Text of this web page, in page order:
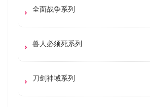
全面战争系列
兽人必须死系列
刀剑神域系列